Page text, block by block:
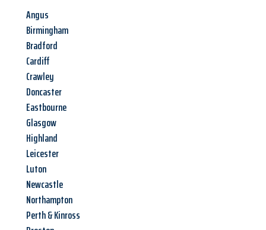
Angus
Birmingham
Bradford
Cardiff
Crawley
Doncaster
Eastbourne
Glasgow
Highland
Leicester
Luton
Newcastle
Northampton
Perth & Kinross